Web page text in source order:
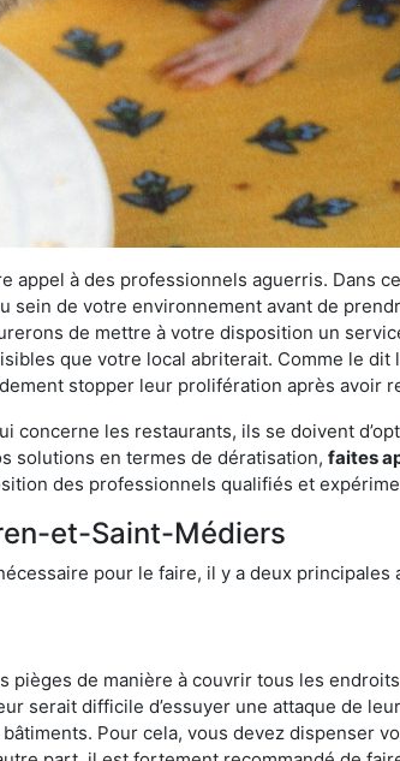
à des professionnels aguerris. Dans
sein de votre environnement avant de
de mettre à votre disposition un
que votre local abriterait. Comme le dit
stopper leur prolifération après avoir
concerne les restaurants, ils se doivent
solutions en termes de dératisation, faites
des professionnels qualifiés et
et-Saint-Médiers
pour le faire, il y a deux principales
de manière à couvrir tous les
serait difficile d’essuyer une attaque de
Pour cela, vous devez dispenser